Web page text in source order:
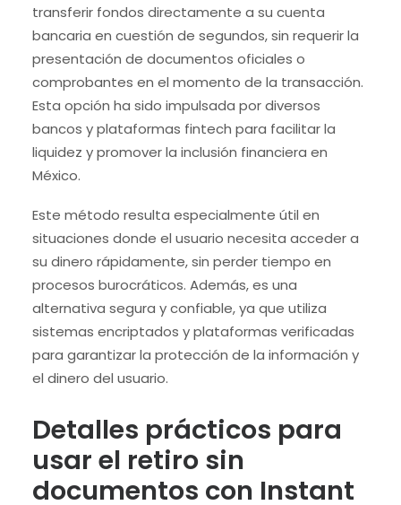
transferir fondos directamente a su cuenta
bancaria en cuestión de segundos, sin requerir la
presentación de documentos oficiales o
comprobantes en el momento de la transacción.
Esta opción ha sido impulsada por diversos
bancos y plataformas fintech para facilitar la
liquidez y promover la inclusión financiera en
México.
Este método resulta especialmente útil en
situaciones donde el usuario necesita acceder a
su dinero rápidamente, sin perder tiempo en
procesos burocráticos. Además, es una
alternativa segura y confiable, ya que utiliza
sistemas encriptados y plataformas verificadas
para garantizar la protección de la información y
el dinero del usuario.
Detalles prácticos para
usar el retiro sin
documentos con Instant